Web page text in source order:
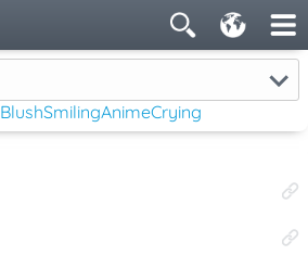
BlushSmilingAnimeCrying